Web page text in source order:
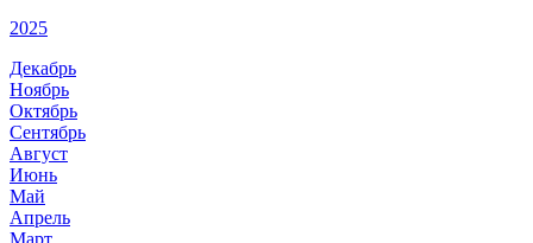
2025
Декабрь
Ноябрь
Октябрь
Сентябрь
Август
Июнь
Май
Апрель